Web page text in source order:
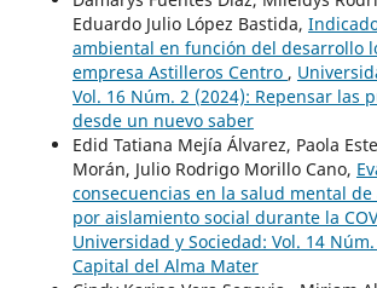
Eduardo Julio López Bastida,
ambiental en función del desarrollo
empresa Astilleros Centro ,
Vol. 16 Núm. 2 (2024): Repensar las
desde un nuevo saber
Edid Tatiana Mejía Álvarez, Paola
Morán, Julio Rodrigo Morillo Cano,
consecuencias en la salud mental
por aislamiento social durante la
Universidad y Sociedad: Vol. 14 Núm.
Capital del Alma Mater